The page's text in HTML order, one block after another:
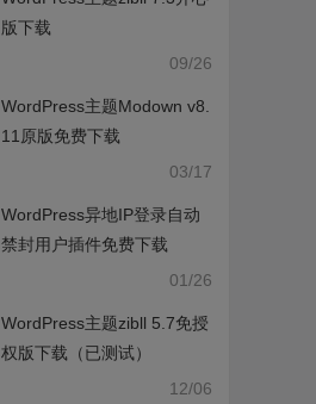
版下载
09/26
WordPress主题Modown v8.
11原版免费下载
03/17
WordPress异地IP登录自动
禁封用户插件免费下载
01/26
WordPress主题zibll 5.7免授
权版下载（已测试）
12/06